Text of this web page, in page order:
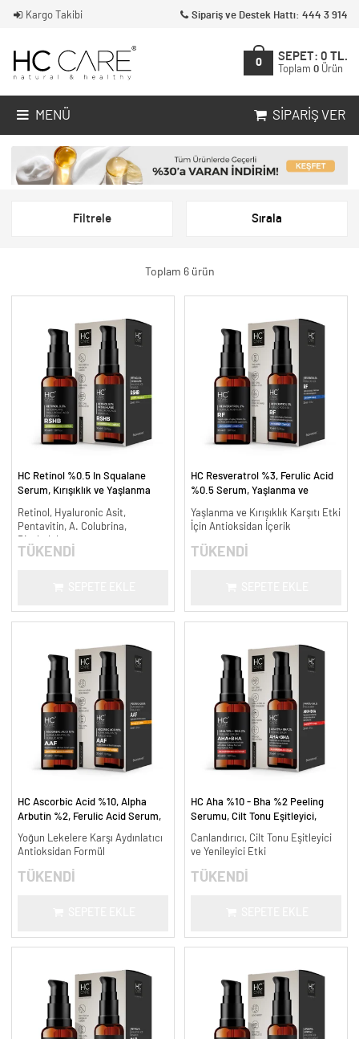
Kargo Takibi Sipariş ve Destek Hattı: 444 3 914
0
SEPET: 0 TL.
Toplam 0 Ürün
MENÜ SIPARIŞ VER
Filtrele Sırala
Toplam 6 ürün
HC Retinol %0.5 In Squalane
Serum, Kırışıklık ve Yaşlanma
Retinol, Hyaluronic Asit,
Pentavitin, A. Colubrina,
Bisabolol
TÜKENDİ
HC Resveratrol %3, Ferulic Acid
%0.5 Serum, Yaşlanma ve
Yaşlanma ve Kırışıklık Karşıtı Etki
İçin Antioksidan İçerik
TÜKENDİ
HC Ascorbic Acid %10, Alpha
Arbutin %2, Ferulic Acid Serum,
ml.
Yoğun Lekelere Karşı Aydınlatıcı
Antioksidan Formül
TÜKENDİ
HC Aha %10 - Bha %2 Peeling
Serumu, Cilt Tonu Eşitleyici,
Canlandırıcı, Cilt Tonu Eşitleyici
ve Yenileyici Etki
TÜKENDİ